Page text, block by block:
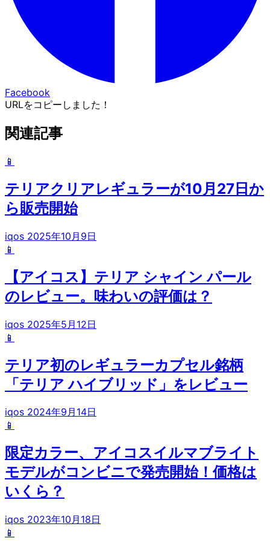
Facebook
URLをコピーしました！
関連記事
📱
テリアクリアレギュラーが10月27日か
ら販売開始
iqos 2025年10月9日
📱
【アイコス】テリア シャイン パール
のレビュー。味わいの評価は？
iqos 2025年5月12日
📱
テリア初のレギュラーカプセル銘柄
「テリア ハイブリッド」をレビュー
iqos 2024年9月14日
📱
限定カラー、アイコスイルマブライト
モデルがコンビニで発売開始！価格は
いくら？
iqos 2023年10月18日
📱